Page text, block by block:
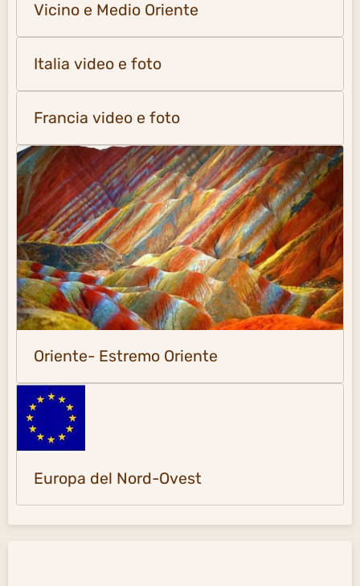
Vicino e Medio Oriente
Italia video e foto
Francia video e foto
Oriente- Estremo Oriente
Europa del Nord-Ovest